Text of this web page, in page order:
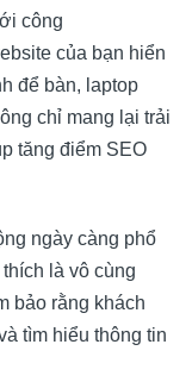
công
của bạn hiển
để bàn, laptop
chỉ mang lại trải
tăng điểm SEO
ngày càng phổ
là vô cùng
bảo rằng khách
tìm hiểu thông tin